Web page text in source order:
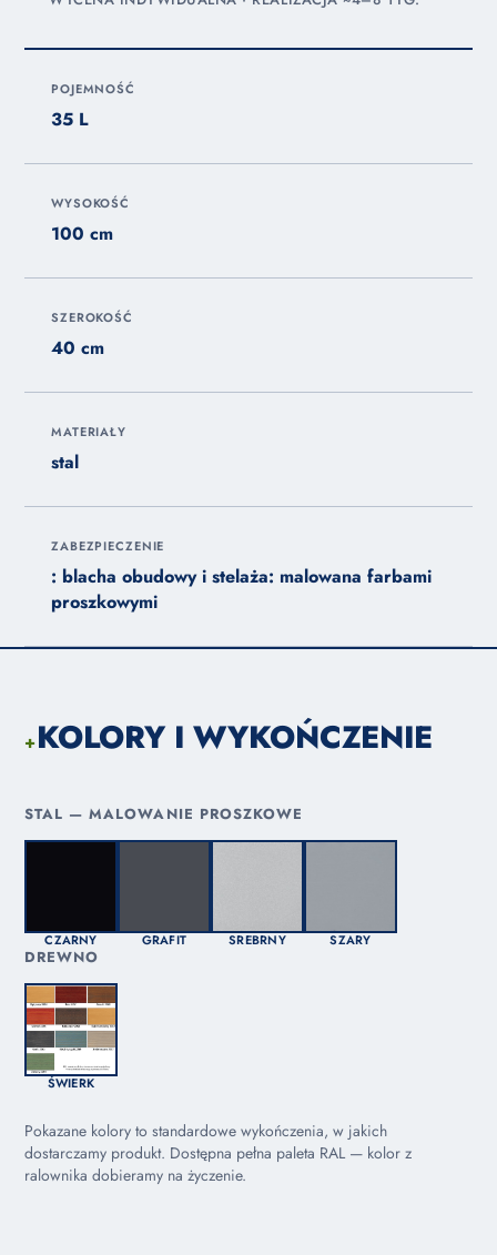
POJEMNOŚĆ
35 L
WYSOKOŚĆ
100 cm
SZEROKOŚĆ
40 cm
MATERIAŁY
stal
ZABEZPIECZENIE
: blacha obudowy i stelaża: malowana farbami
proszkowymi
+KOLORY I WYKOŃCZENIE
STAL — MALOWANIE PROSZKOWE
CZARNY GRAFIT SREBRNY SZARY
DREWNO
ŚWIERK
Pokazane kolory to standardowe wykończenia, w jakich
dostarczamy produkt. Dostępna pełna paleta RAL — kolor z
ralownika dobieramy na życzenie.